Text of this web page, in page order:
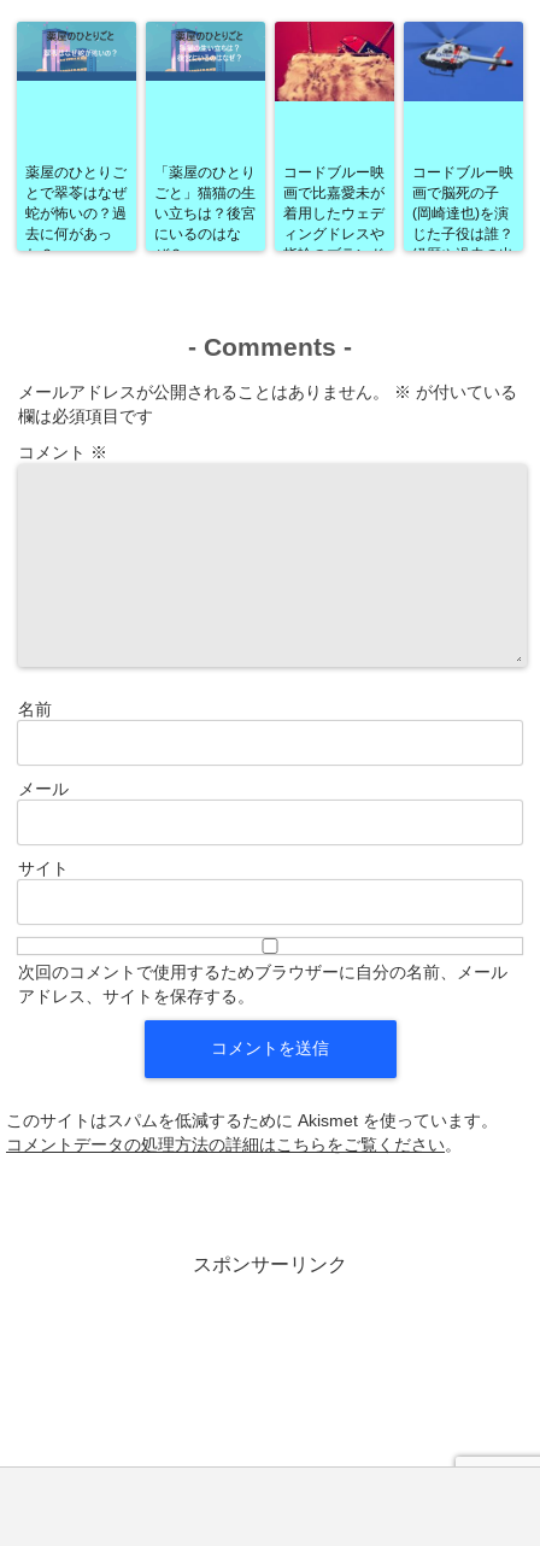
薬屋のひとりご
とで翠苓はなぜ
蛇が怖いの？過
去に何があっ
た？
「薬屋のひとり
ごと」猫猫の生
い立ちは？後宮
にいるのはな
ぜ？
コードブルー映
画で比嘉愛未が
着用したウェデ
ィングドレスや
指輪のブランド
コードブルー映
画で脳死の子
(岡崎達也)を演
じた子役は誰？
経歴や過去の出
- Comments -
メールアドレスが公開されることはありません。 ※ が付いている
欄は必須項目です
コメント ※
名前
メール
サイト
次回のコメントで使用するためブラウザーに自分の名前、メール
アドレス、サイトを保存する。
このサイトはスパムを低減するために Akismet を使っています。
コメントデータの処理方法の詳細はこちらをご覧ください。
スポンサーリンク